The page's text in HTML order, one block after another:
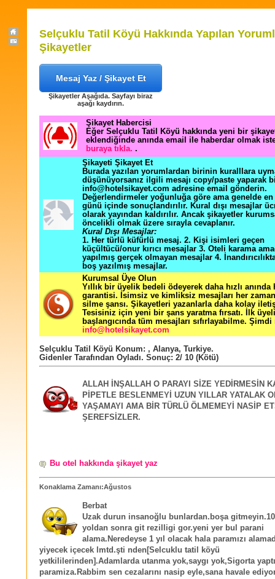
Selçuklu Tatil Köyü Hakkında Yapılan
Şikayetler
Mesaj Yaz / Şikayet Et
Şikayetler Aşağıda. Sayfayı biraz
aşağı kaydırın.
Şikayet Habercisi
Eğer Selçuklu Tatil Köyü hakkında yeni bir
eklendiğinde anında email ile haberdar olmak
buraya tıkla. .
Şikayeti Şikayet Et
Burada yazılan yorumlardan birinin kuralllara
düşünüyorsanız ilgili mesajı copy/paste yaparak
info@hotelsikayet.com adresine email gönderin.
Değerlendirmeler yoğunluğa göre ama genelde
günü içinde sonuçlandırılır. Kural dışı mesajlar
olarak yayından kaldırılır. Ancak şikayetler
öncelikli olmak üzere sırayla cevaplanır.
Kural Dışı Mesajlar:
1. Her türlü küfürlü mesaj. 2. Kişi isimleri geçen
küçültücü/onur kırıcı mesajlar 3. Oteli karama
yapılmış gerçek olmayan mesajlar 4.
boş yazılmış mesajlar.
Kurumsal Üye Olun
Yıllık bir üyelik bedeli ödeyerek daha hızlı
garantisi. İsimsiz ve kimliksiz mesajları her zaman
silme şansı. Şikayetleri yazanlarla daha kolay
Tesisiniz için yeni bir şans yaratma fırsatı. İlk
başlangıcında tüm mesajları sıfırlayabilme. Şimdi
info@hotelsikayet.com
Selçuklu Tatil Köyü Konum: , Alanya, Turkiye.
Gidenler Tarafından Oyladı. Sonuç: 2/ 10 (Kötü)
ALLAH İNŞALLAH O PARAYI SİZE YEDİRMESİN
PİPETLE BESLENMEYİ UZUN YILLAR YATALAK
YAŞAMAYI AMA BİR TÜRLÜ ÖLMEMEYİ NASİP
ŞEREFSİZLER.
Bu otel hakkında şikayet yaz
Konaklama Zamanı:Ağustos
Berbat
Uzak durun insanoğlu bunlardan.boşa
yoldan sonra git rezilligi gor.yeni yer bul parani
alama.Neredeyse 1 yıl olacak hala paramızı
yiyecek içecek lmtd.şti nden[Selcuklu tatil köyü
yetkililerinden].Adamlarda utanma yok,saygı yok,Sigorta
paramiza.Rabbim sen cezalarını nasip eyle,sana havale